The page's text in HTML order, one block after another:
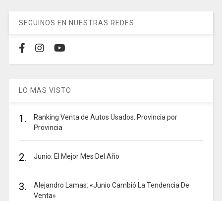
SEGUINOS EN NUESTRAS REDES
LO MAS VISTO
1.
Ranking Venta de Autos Usados. Provincia por
Provincia
2. Junio: El Mejor Mes Del Año
3.
Alejandro Lamas: «Junio Cambió La Tendencia De
Venta»